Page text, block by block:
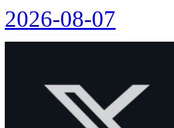
2026-08-07